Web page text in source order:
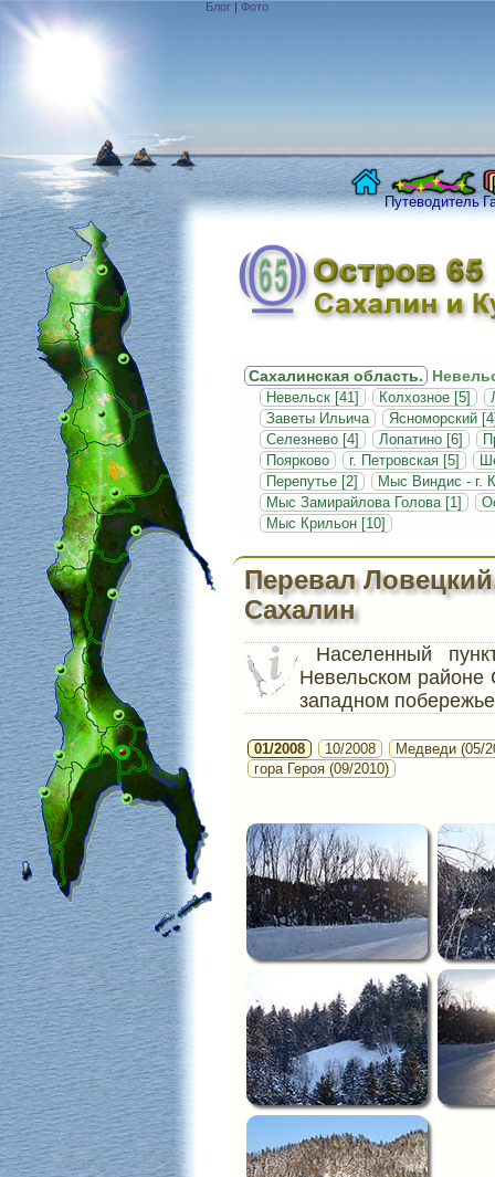
Блог | Фото
Путеводитель
Сахалинская область.
Невельск [41] Колхозное [5]
Заветы Ильича
Ясноморский
Селезнево [4]
Лопатино [6]
Поярково
г. Петровская [5]
Перепутье [2]
Мыс Виндис - г.
Мыс Замирайлова Голова [1]
Мыс Крильон [10]
Перевал
Сахалин
Населенный
Невельском районе
западном
01/2008 10/2008
Медведи (05/
гора Героя (09/2010)